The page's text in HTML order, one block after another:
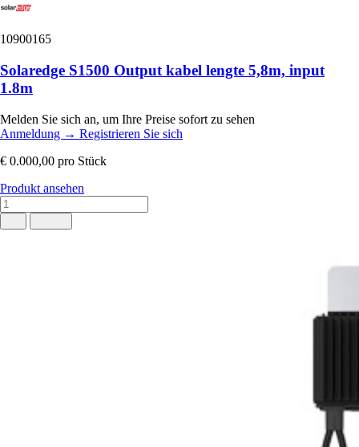
10900165
Solaredge S1500 Output kabel lengte 5,8m, input
1.8m
Melden Sie sich an, um Ihre Preise sofort zu sehen
Anmeldung → Registrieren Sie sich
€ 0.000,00 pro Stück
Produkt ansehen